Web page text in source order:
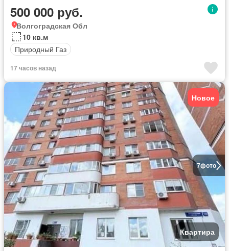
500 000 руб.
Волгоградская Обл
10 кв.м
Природный Газ
17 часов назад
7фото
Новое
Квартира